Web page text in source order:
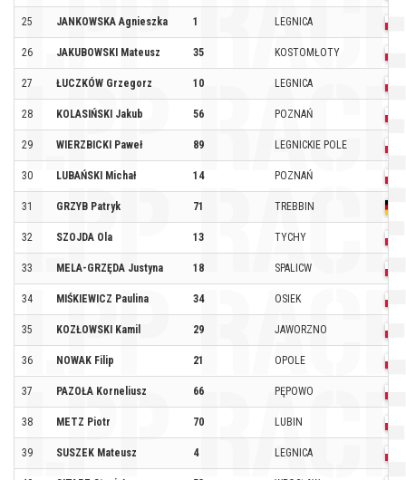
25 JANKOWSKA Agnieszka 1 LEGNICA
26 JAKUBOWSKI Mateusz 35 KOSTOMŁOTY
27 ŁUCZKÓW Grzegorz 10 LEGNICA
28 KOLASIŃSKI Jakub 56 POZNAŃ
29 WIERZBICKI Paweł 89 LEGNICKIE POLE
30 LUBAŃSKI Michał 14 POZNAŃ
31 GRZYB Patryk 71 TREBBIN
32 SZOJDA Ola 13 TYCHY
33 MELA-GRZĘDA Justyna 18 SPALICW
34 MIŚKIEWICZ Paulina 34 OSIEK
35 KOZŁOWSKI Kamil 29 JAWORZNO
36 NOWAK Filip 21 OPOLE
37 PAZOŁA Korneliusz 66 PĘPOWO
38 METZ Piotr 70 LUBIN
39 SUSZEK Mateusz 4 LEGNICA